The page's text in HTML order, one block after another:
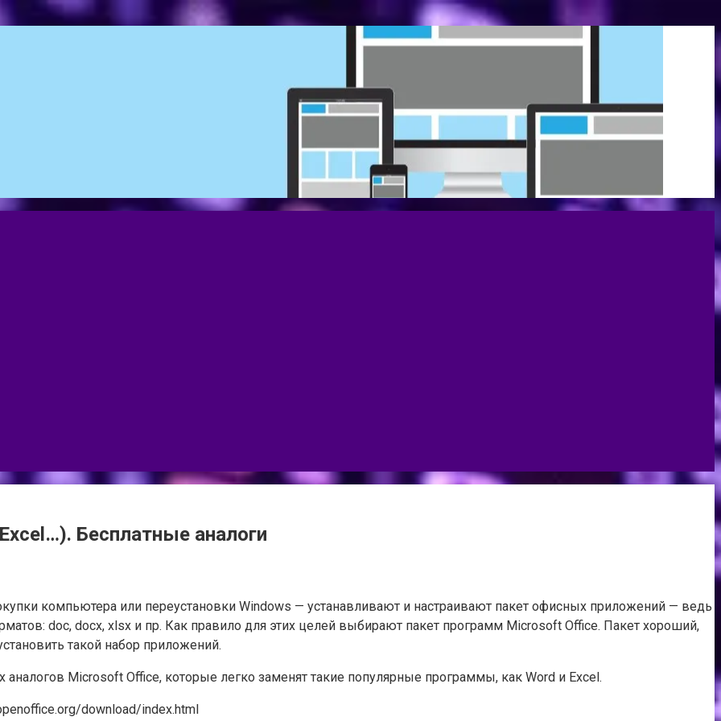
Бесплатные аналоги
компьютера или переустановки Windows — устанавливают и настраивают пакет офисных приложений — ведь
doc, docx, xlsx и пр. Как правило для этих целей выбирают пакет программ Microsoft Office. Пакет хороший,
такой набор приложений.
аналогов Microsoft Office, которые легко заменят такие популярные программы, как Word и Excel.
download/index.html